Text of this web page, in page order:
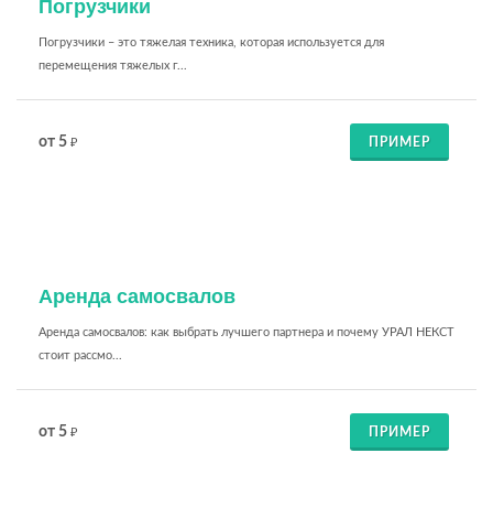
Погрузчики
Погрузчики – это тяжелая техника, которая используется для
перемещения тяжелых г...
от 5 ₽ ПРИМЕР
Аренда самосвалов
Аренда самосвалов: как выбрать лучшего партнера и почему УРАЛ НЕКСТ
стоит рассмо...
от 5 ₽ ПРИМЕР